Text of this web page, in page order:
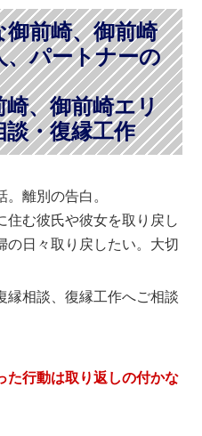
前崎、御前崎
、パートナーの
、御前崎エリ
・復縁工作
離別の告白。
住む彼氏や彼女を取り戻し
の日々取り戻したい。大切
縁相談、復縁工作へご相談
た行動は取り返しの付かな